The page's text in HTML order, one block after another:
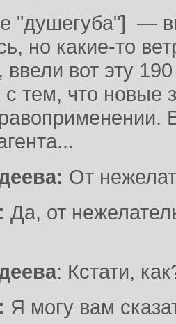
"душегуба"] —
но какие-то
ввели вот эту
тем, что новые
От
Да, от
: Кстати,
Я могу вам